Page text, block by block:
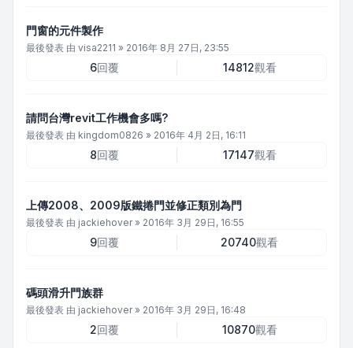
門窗的元件製作
最後發表 由 visa2211 » 2016年 8月 27日, 23:55
6回覆 14812觀看
請問台灣revit工作機會多嗎?
最後發表 由 kingdom0826 » 2016年 4月 2日, 16:11
8回覆 17147觀看
上傳2008、2009版鐵捲門並修正類別為門
最後發表 由 jackiehover» 2016年 3月 29日, 16:55
9回覆 20740觀看
碼頭滑升門族群
最後發表 由 jackiehover» 2016年 3月 29日, 16:48
2回覆 10870觀看